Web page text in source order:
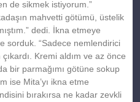
de sikmek istiyorum.”
mahvetti götümü, üstelik
dedi. İkna etmeye
sorduk. “Sadece nemlendirici
Kremi aldım ve az önce
bir parmağımı götüne sokup
ise Mita’yı ikna etme
bırakırsa ne kadar zevkli